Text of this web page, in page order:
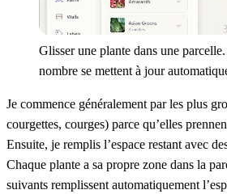
Glisser une plante dans une
nombre se mettent à jour
Je commence généralement par les plus
courgettes, courges) parce qu’elles
Ensuite, je remplis l’espace restant avec
Chaque plante a sa propre zone dans la
suivants remplissent automatiquement